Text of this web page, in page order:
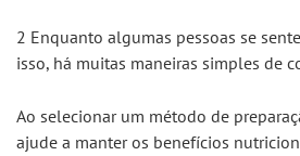
2 Enquanto algumas pessoas se
isso, há muitas maneiras simples de
Ao selecionar um método de
ajude a manter os benefícios